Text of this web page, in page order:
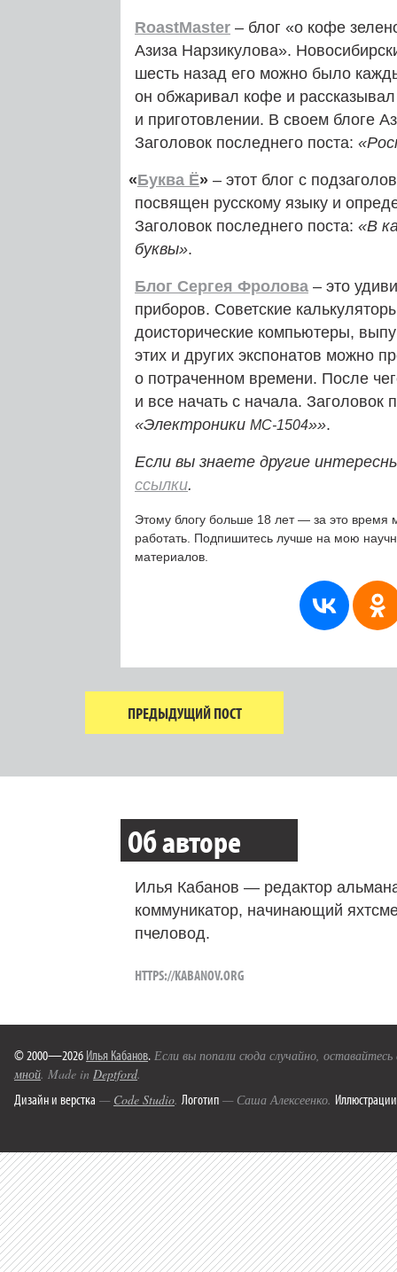
RoastMaster – блог «о кофе
Азиза Нарзикулова».
шесть назад его можно было
он обжаривал кофе и
и приготовлении. В своем блоге
Заголовок последнего поста:
«Буква Ё»– этот блог с
посвящен русскому языку и
Заголовок последнего поста: «В
буквы».
Блог Сергея Фролова – это
приборов. Советские
доисторические компьютеры,
этих и других экспонатов можно
о потраченном времени. После
и все начать с начала. Заголовок
«Электроники МС-1504»».
Если вы знаете другие
ссылки.
Этому блогу больше 18 лет — за это время
работать. Подпишитесь лучше на мою
материалов.
ПРЕДЫДУЩИЙ ПОСТ
Об авторе
Илья Кабанов — редактор
коммуникатор, начинающий
пчеловод.
HTTPS://KABANOV.ORG
© 2000—2026 Илья Кабанов. Если вы попали сюда случайно,
мной. Made in Deptford.
Дизайн и верстка — Code Studio. Логотип — Саша Алексеенко. Иллюстрации